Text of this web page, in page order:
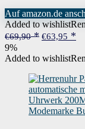
Auf amazon.de
Added to wishlist
€69,90
war:
€69,90
€63,95
ist:
9%
Added to wishlist